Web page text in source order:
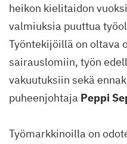
heikon kielitaidon
valmiuksia puuttua
Työntekijöillä on oltava
sairauslomiin, työn
vakuutuksiin sekä
puheenjohtaja Peppi
Työmarkkinoilla on